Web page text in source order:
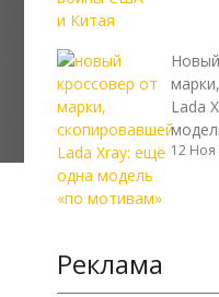
Lada
12 Ноя
Реклама